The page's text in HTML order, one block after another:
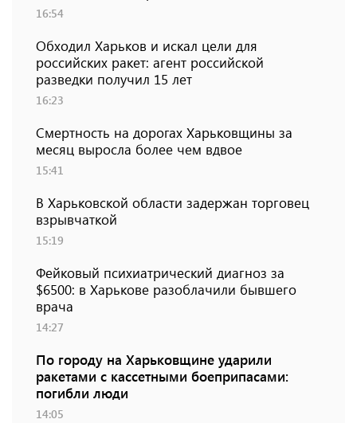
16:54
Обходил Харьков и искал цели для
российских ракет: агент российской
разведки получил 15 лет
16:23
Смертность на дорогах Харьковщины за
месяц выросла более чем вдвое
15:41
В Харьковской области задержан торговец
взрывчаткой
15:19
Фейковый психиатрический диагноз за
$6500: в Харькове разоблачили бывшего
врача
14:27
По городу на Харьковщине ударили
ракетами с кассетными боеприпасами:
погибли люди
14:05